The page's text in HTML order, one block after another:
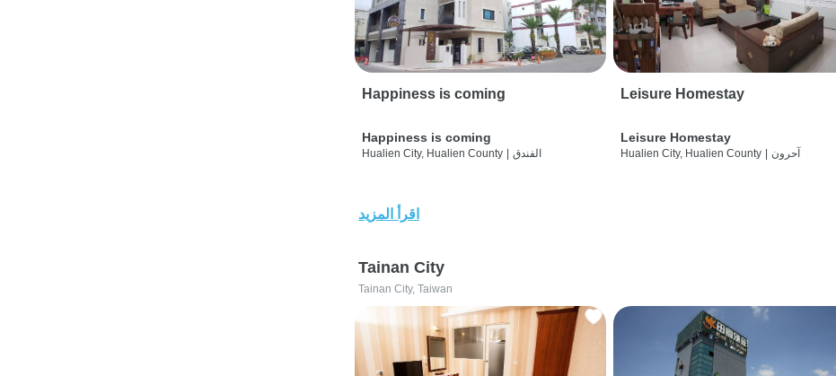
Happiness is coming
Happiness is coming
Hualien City, Hualien County الفندق
Leisure Homestay
Leisure Homestay
Hualien City, Hualien County آحرون
اقرأ المزيد
Tainan City
Tainan City, Taiwan